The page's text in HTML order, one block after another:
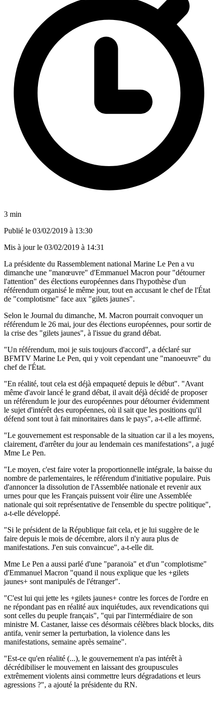
3 min
Publié le 03/02/2019 à 13:30
Mis à jour le 03/02/2019 à 14:31
La présidente du Rassemblement national Marine Le Pen a vu
dimanche une "manœuvre" d'Emmanuel Macron pour "détourner
l'attention" des élections européennes dans l'hypothèse d'un
référendum organisé le même jour, tout en accusant le chef de l'État
de "complotisme" face aux "gilets jaunes".
Selon le Journal du dimanche, M. Macron pourrait convoquer un
référendum le 26 mai, jour des élections européennes, pour sortir de
la crise des "gilets jaunes", à l'issue du grand débat.
"Un référendum, moi je suis toujours d'accord", a déclaré sur
BFMTV Marine Le Pen, qui y voit cependant une "manoeuvre" du
chef de l'État.
"En réalité, tout cela est déjà empaqueté depuis le début". "Avant
même d'avoir lancé le grand débat, il avait déjà décidé de proposer
un référendum le jour des européennes pour détourner évidemment
le sujet d'intérêt des européennes, où il sait que les positions qu'il
défend sont tout à fait minoritaires dans le pays", a-t-elle affirmé.
"Le gouvernement est responsable de la situation car il a les moyens,
clairement, d'arrêter du jour au lendemain ces manifestations", a jugé
Mme Le Pen.
"Le moyen, c'est faire voter la proportionnelle intégrale, la baisse du
nombre de parlementaires, le référendum d'initiative populaire. Puis
d'annoncer la dissolution de l'Assemblée nationale et revenir aux
urnes pour que les Français puissent voir élire une Assemblée
nationale qui soit représentative de l'ensemble du spectre politique",
a-t-elle développé.
"Si le président de la République fait cela, et je lui suggère de le
faire depuis le mois de décembre, alors il n'y aura plus de
manifestations. J'en suis convaincue", a-t-elle dit.
Mme Le Pen a aussi parlé d'une "paranoïa" et d'un "complotisme"
d'Emmanuel Macron "quand il nous explique que les +gilets
jaunes+ sont manipulés de l'étranger".
"C'est lui qui jette les +gilets jaunes+ contre les forces de l'ordre en
ne répondant pas en réalité aux inquiétudes, aux revendications qui
sont celles du peuple français", "qui par l'intermédiaire de son
ministre M. Castaner, laisse ces désormais célèbres black blocks, dits
antifa, venir semer la perturbation, la violence dans les
manifestations, semaine après semaine".
"Est-ce qu'en réalité (...), le gouvernement n'a pas intérêt à
décrédibiliser le mouvement en laissant des groupuscules
extrêmement violents ainsi commettre leurs dégradations et leurs
agressions ?", a ajouté la présidente du RN.